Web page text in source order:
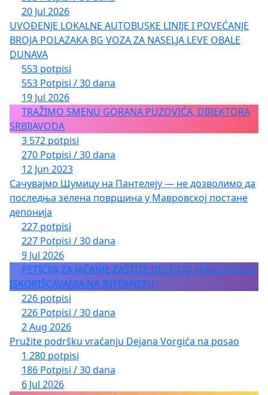
20 Jul 2026
UVOĐENJE LOKALNE AUTOBUSKE LINIJE I POVEĆANJE
BROJA POLAZAKA BG VOZA ZA NASELJA LEVE OBALE
DUNAVA
553 potpisi
553 Potpisi / 30 dana
19 Jul 2026
TRAŽIMO SMENU GORANA PUZOVIĆA, DIREKTORA
SRBIJAVODA
3 572 potpisi
270 Potpisi / 30 dana
12 Jun 2023
Сачувајмо Шумицу на Пантелеју — не дозволимо да
последња зелена површина у Мавровској постане
депонија
227 potpisi
227 Potpisi / 30 dana
9 Jul 2026
PETICIJA ZA JAČANJE ZAŠTITE DECE OD SEKSUALNOG
ISKORIŠĆAVANJA NA INTERNETU
226 potpisi
226 Potpisi / 30 dana
2 Aug 2026
Pružite podršku vraćanju Dejana Vorgića na posao
1 280 potpisi
186 Potpisi / 30 dana
6 Jul 2026